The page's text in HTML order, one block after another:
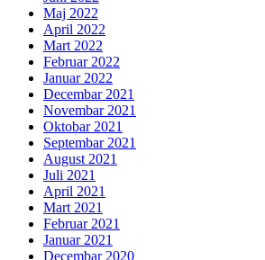
Maj 2022
April 2022
Mart 2022
Februar 2022
Januar 2022
Decembar 2021
Novembar 2021
Oktobar 2021
Septembar 2021
August 2021
Juli 2021
April 2021
Mart 2021
Februar 2021
Januar 2021
Decembar 2020